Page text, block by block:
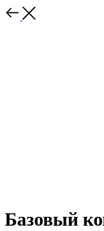
Базовый